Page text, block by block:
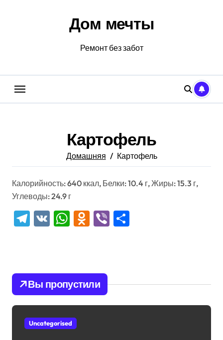
Дом мечты
Ремонт без забот
Картофель
Домашняя Картофель
Калорийность: 640 ккал, Белки: 10.4 г, Жиры: 15.3 г,
Углеводы: 24.9 г
Telegram
VK WhatsApp
Odnoklassniki
Viber
Вы пропустили
Uncategorised